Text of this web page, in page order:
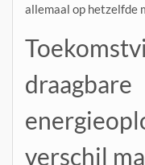
allemaal op hetzelfde
draagbare
verschil